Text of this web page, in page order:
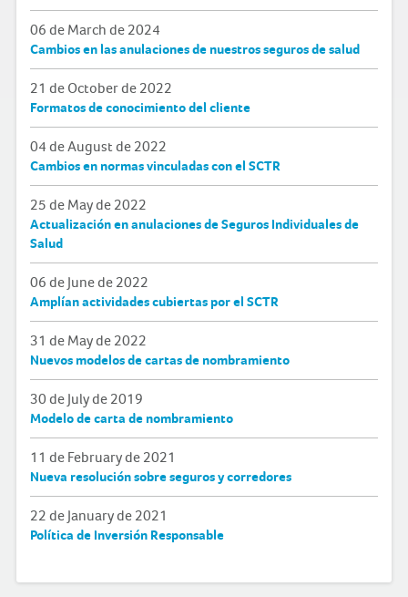
06 de March de 2024
Cambios en las anulaciones de nuestros seguros de salud
21 de October de 2022
Formatos de conocimiento del cliente
04 de August de 2022
Cambios en normas vinculadas con el SCTR
25 de May de 2022
Actualización en anulaciones de Seguros Individuales de
Salud
06 de June de 2022
Amplían actividades cubiertas por el SCTR
31 de May de 2022
Nuevos modelos de cartas de nombramiento
30 de July de 2019
Modelo de carta de nombramiento
11 de February de 2021
Nueva resolución sobre seguros y corredores
22 de January de 2021
Política de Inversión Responsable